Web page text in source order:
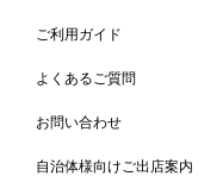
ご利用ガイド
よくあるご質問
お問い合わせ
自治体様向けご出店案内